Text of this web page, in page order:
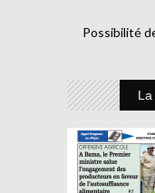
Possibilité